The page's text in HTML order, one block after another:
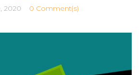
2020 0 Comment(s)